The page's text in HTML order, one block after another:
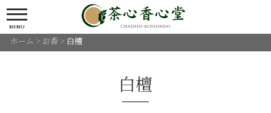
MENU
ホーム > お香> 白檀
白檀